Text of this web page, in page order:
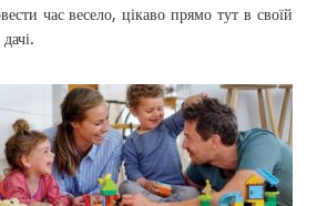
час весело, цікаво прямо тут в своїй